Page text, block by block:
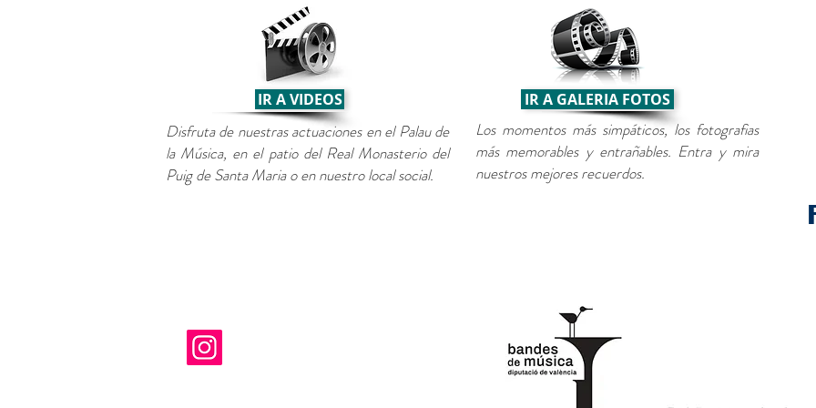
IR A VIDEOS
Disfruta de nuestras actuaciones en el Palau de
la Música, en el patio del Real Monasterio del
Puig de Santa Maria o en nuestro local social.
IR A GALERIA FOTOS
Los momentos más simpáticos, los fotografias
más memorables y entrañables. Entra y mira
nuestros mejores recuerdos.